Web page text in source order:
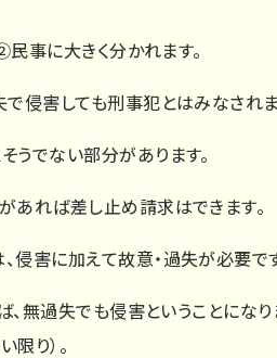
事に大きく分かれます。
で侵害しても刑事犯とはみなされま
うでない部分があります。
あれば差し止め請求はできます。
侵害に加えて故意・過失が必要で
無過失でも侵害ということになり
り）。